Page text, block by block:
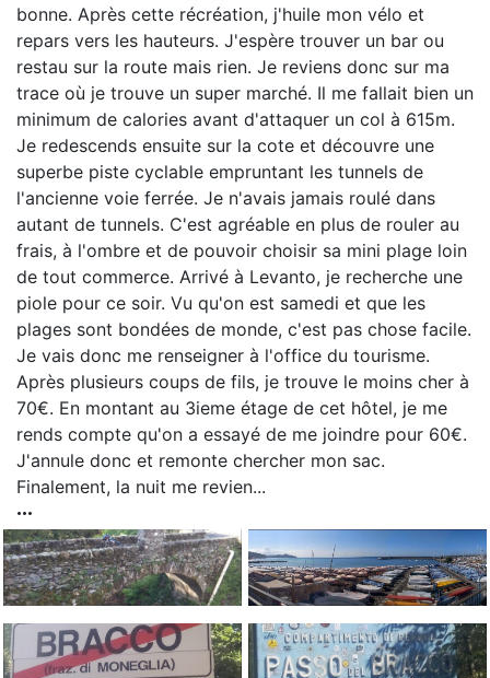
bonne. Après cette récréation, j'huile mon vélo et
repars vers les hauteurs. J'espère trouver un bar ou
restau sur la route mais rien. Je reviens donc sur ma
trace où je trouve un super marché. Il me fallait bien un
minimum de calories avant d'attaquer un col à 615m.
Je redescends ensuite sur la cote et découvre une
superbe piste cyclable empruntant les tunnels de
l'ancienne voie ferrée. Je n'avais jamais roulé dans
autant de tunnels. C'est agréable en plus de rouler au
frais, à l'ombre et de pouvoir choisir sa mini plage loin
de tout commerce. Arrivé à Levanto, je recherche une
piole pour ce soir. Vu qu'on est samedi et que les
plages sont bondées de monde, c'est pas chose facile.
Je vais donc me renseigner à l'office du tourisme.
Après plusieurs coups de fils, je trouve le moins cher à
70€. En montant au 3ieme étage de cet hôtel, je me
rends compte qu'on a essayé de me joindre pour 60€.
J'annule donc et remonte chercher mon sac.
Finalement, la nuit me revien...